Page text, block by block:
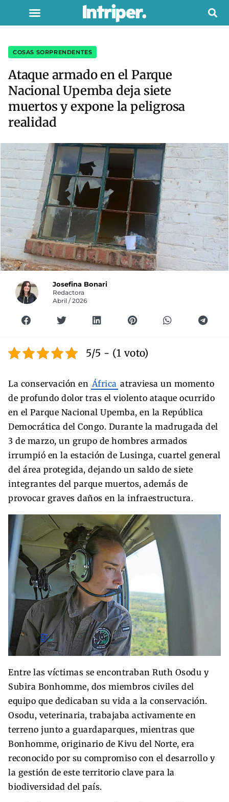
COSAS SORPRENDENTES
Ataque armado en el Parque
Nacional Upemba deja siete
muertos y expone la peligrosa
realidad
Josefina Bonari
Redactora
Abril / 2026
5/5 - (1 voto)
La conservación en África atraviesa un momento
de profundo dolor tras el violento ataque ocurrido
en el Parque Nacional Upemba, en la República
Democrática del Congo. Durante la madrugada del
3 de marzo, un grupo de hombres armados
irrumpió en la estación de Lusinga, cuartel general
del área protegida, dejando un saldo de siete
integrantes del parque muertos, además de
provocar graves daños en la infraestructura.
Entre las víctimas se encontraban Ruth Osodu y
Subira Bonhomme, dos miembros civiles del
equipo que dedicaban su vida a la conservación.
Osodu, veterinaria, trabajaba activamente en
terreno junto a guardaparques, mientras que
Bonhomme, originario de Kivu del Norte, era
reconocido por su compromiso con el desarrollo y
la gestión de este territorio clave para la
biodiversidad del país.